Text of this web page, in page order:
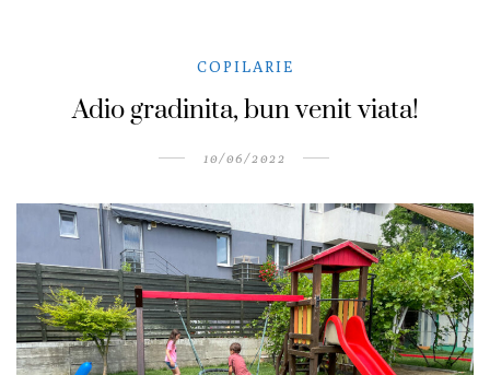
COPILARIE
Adio gradinita, bun venit viata!
10/06/2022